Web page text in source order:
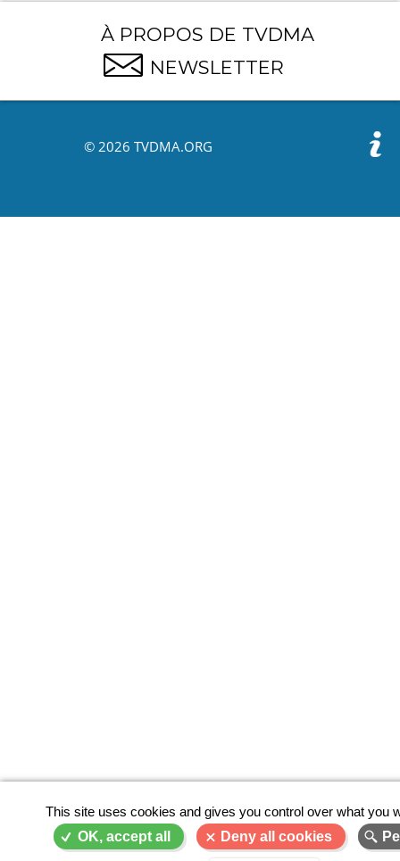
À PROPOS DE TVDMA
NEWSLETTER
© 2026 TVDMA.ORG
This site uses cookies and gives you control over what you
OK, accept all
Deny all cookies